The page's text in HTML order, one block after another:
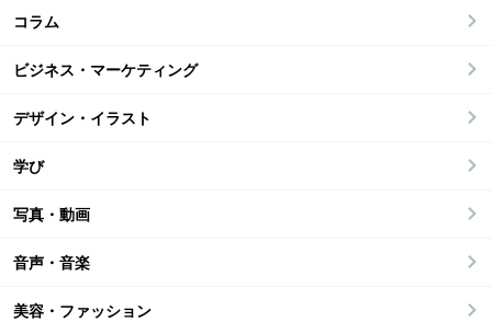
コラム
ビジネス・マーケティング
デザイン・イラスト
学び
写真・動画
音声・音楽
美容・ファッション